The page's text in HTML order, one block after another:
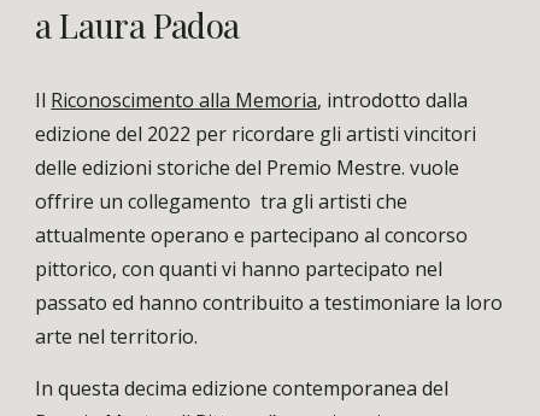
a Laura Padoa
Il Riconoscimento alla Memoria, introdotto dalla
edizione del 2022 per ricordare gli artisti vincitori
delle edizioni storiche del Premio Mestre. vuole
offrire un collegamento tra gli artisti che
attualmente operano e partecipano al concorso
pittorico, con quanti vi hanno partecipato nel
passato ed hanno contribuito a testimoniare la loro
arte nel territorio.
In questa decima edizione contemporanea del